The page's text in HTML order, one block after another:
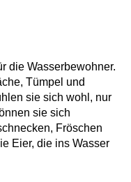
die Wasserbewohner.
Tümpel und
sie sich wohl, nur
sie sich
Fröschen
Eier, die ins Wasser